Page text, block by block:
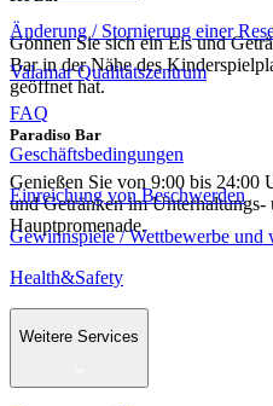
Gönnen Sie sich ein Eis und
Bar in der Nähe des
geöffnet hat.
Paradiso Bar
Genießen Sie von 9:00 bis 24:00
und Getränken im Unterhaltungs-
Hauptpromenade.
Änderung / Stornierung einer
Valamar Qualitätszentrum
FAQ
Geschäftsbedingungen
Einreichung von Beschwerden
Gewinnspiele / Wettbewerbe und
Health&Safety
Weitere Services